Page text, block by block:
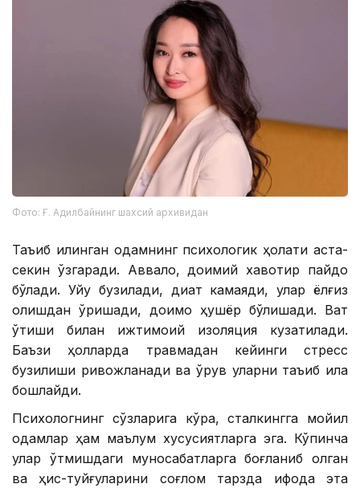
Фото: Ғ. Адилбайнинг шахсий архивидан
Таъқиб қилинган одамнинг психологик ҳолати аста-
секин ўзгаради. Аввало, доимий хавотир пайдо
бўлади. Уйқу бузилади, диққат камаяди, улар ёлғиз
қолишдан қўрқишади, доимо ҳушёр бўлишади. Вақт
ўтиши билан ижтимоий изоляция кузатилади.
Баъзи ҳолларда травмадан кейинги стресс
бузилиши ривожланади ва қўрқув уларни таъқиб қила
бошлайди.
Психологнинг сўзларига кўра, сталкингга мойил
одамлар ҳам маълум хусусиятларга эга. Кўпинча
улар ўтмишдаги муносабатларга боғланиб қолган
ва ҳис-туйғуларини соғлом тарзда ифода эта